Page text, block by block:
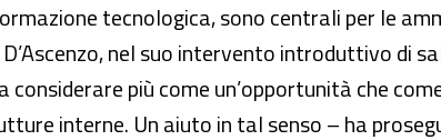
tecnologica, sono centrali per le
nel suo intervento introduttivo di
più come un’opportunità che
interne. Un aiuto in tal senso – ha